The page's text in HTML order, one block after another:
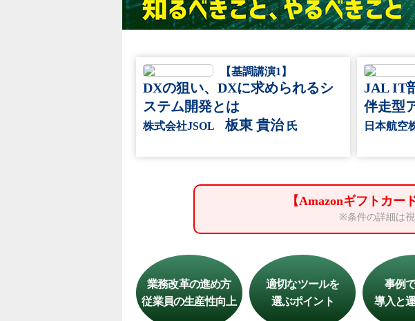
【基調講演1】
DXの狙い、DXに求められるシ
ステム開発とは
株式会社JSOL板東 貴治氏
JAL IT
伴走型
日本航
【Amazonギフトカー
※条件の詳細は
業務改革の進め方
従業員の生産性向上
適切なツールを
選ぶポイント
事例
導入と